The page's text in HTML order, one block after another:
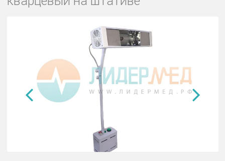
Облучатель ОРК-21М ртутно-
кварцевый на штативе